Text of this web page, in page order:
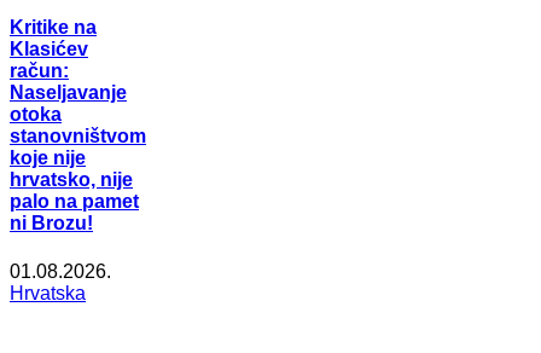
Kritike na
Klasićev
račun:
Naseljavanje
otoka
stanovništvom
koje nije
hrvatsko, nije
palo na pamet
ni Brozu!
01.08.2026.
Hrvatska